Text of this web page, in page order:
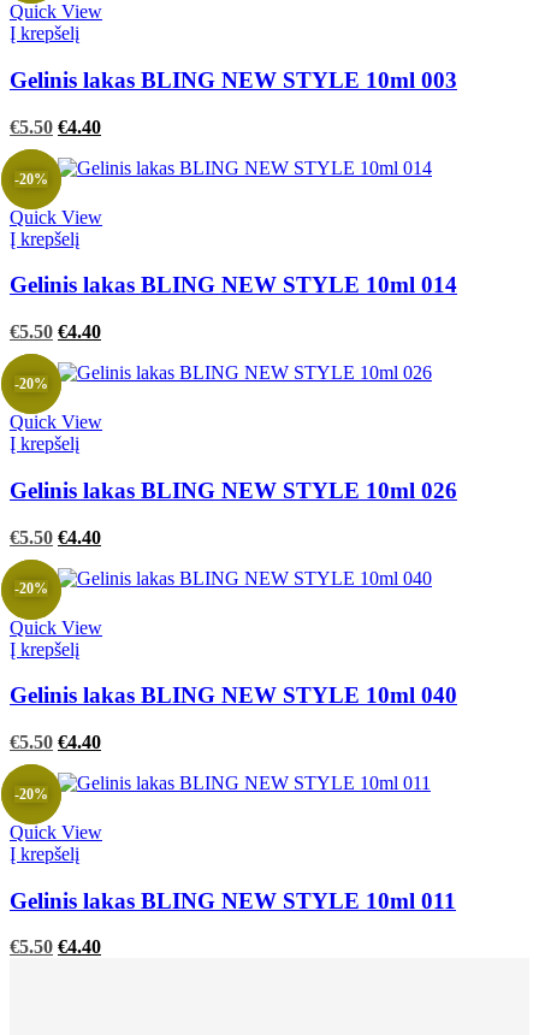
Quick View
Į krepšelį
Gelinis lakas BLING NEW STYLE 10ml 003
Original
price
was:
€5.50.
€5.50Current
is:
€5.50.
€4.40
Quick View
Į krepšelį
-20%
Gelinis lakas BLING NEW STYLE 10ml 014
Original
price
was:
€5.50.
€5.50Current
is:
€5.50.
€4.40
Quick View
Į krepšelį
-20%
Gelinis lakas BLING NEW STYLE 10ml 026
Original
price
was:
€5.50Current
is:
€5.50.
€4.40
Quick View
Į krepšelį
-20%
Gelinis lakas BLING NEW STYLE 10ml 040
Original
price
was:
€5.50.
€5.50Current
is:
€5.50.
€4.40
Quick View
Į krepšelį
-20%
Gelinis lakas BLING NEW STYLE 10ml 011
Original
€5.50Current
€4.40